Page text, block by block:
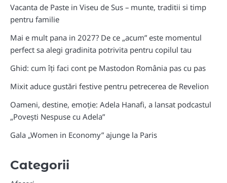
Vacanta de Paste in Viseu de Sus – munte, traditii si timp
pentru familie
Mai e mult pana in 2027? De ce „acum” este momentul
perfect sa alegi gradinita potrivita pentru copilul tau
Ghid: cum îți faci cont pe Mastodon România pas cu pas
Mixit aduce gustări festive pentru petrecerea de Revelion
Oameni, destine, emoție: Adela Hanafi, a lansat podcastul
„Povești Nespuse cu Adela”
Gala „Women in Economy” ajunge la Paris
Categorii